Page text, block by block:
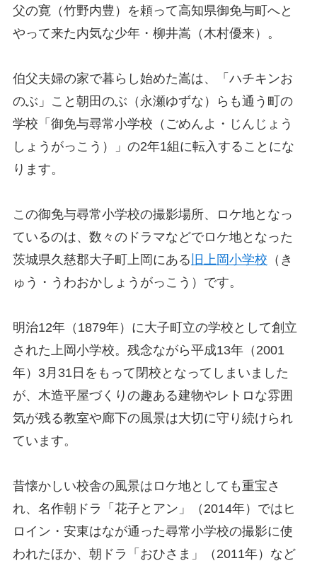
父の寛（竹野内豊）を頼って高知県御免与町へと
やって来た内気な少年・柳井嵩（木村優来）。
伯父夫婦の家で暮らし始めた嵩は、「ハチキンお
のぶ」こと朝田のぶ（永瀬ゆずな）らも通う町の
学校「御免与尋常小学校（ごめんよ・じんじょう
しょうがっこう）」の2年1組に転入することにな
ります。
この御免与尋常小学校の撮影場所、ロケ地となっ
ているのは、数々のドラマなどでロケ地となった
茨城県久慈郡大子町上岡にある 旧上岡小学校 （き
ゅう・うわおかしょうがっこう）です。
明治12年（1879年）に大子町立の学校として創立
された上岡小学校。残念ながら平成13年（2001
年）3月31日をもって閉校となってしまいました
が、木造平屋づくりの趣ある建物やレトロな雰囲
気が残る教室や廊下の風景は大切に守り続けられ
ています。
昔懐かしい校舎の風景はロケ地としても重宝さ
れ、名作朝ドラ「花子とアン」（2014年）ではヒ
ロイン・安東はなが通った尋常小学校の撮影に使
われたほか、朝ドラ「おひさま」（2011年）など